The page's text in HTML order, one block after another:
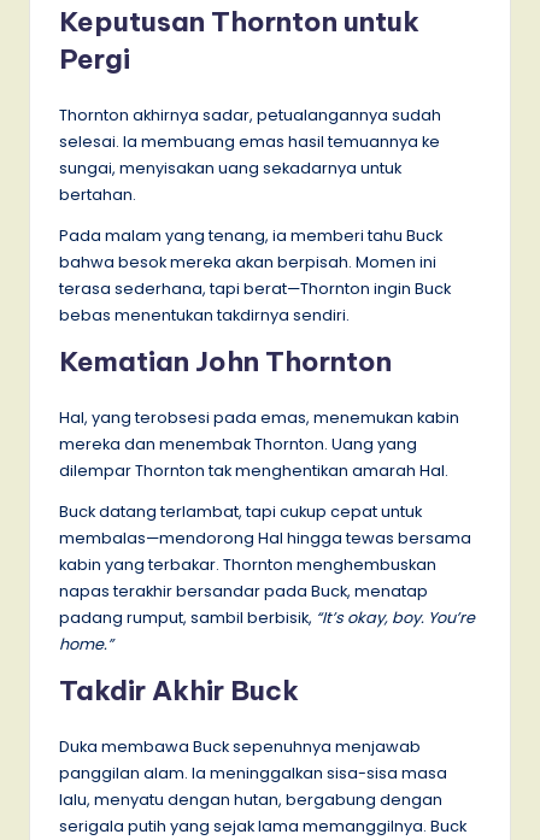
Keputusan Thornton untuk
Pergi
Thornton akhirnya sadar, petualangannya sudah
selesai. Ia membuang emas hasil temuannya ke
sungai, menyisakan uang sekadarnya untuk
bertahan.
Pada malam yang tenang, ia memberi tahu Buck
bahwa besok mereka akan berpisah. Momen ini
terasa sederhana, tapi berat—Thornton ingin Buck
bebas menentukan takdirnya sendiri.
Kematian John Thornton
Hal, yang terobsesi pada emas, menemukan kabin
mereka dan menembak Thornton. Uang yang
dilempar Thornton tak menghentikan amarah Hal.
Buck datang terlambat, tapi cukup cepat untuk
membalas—mendorong Hal hingga tewas bersama
kabin yang terbakar. Thornton menghembuskan
napas terakhir bersandar pada Buck, menatap
padang rumput, sambil berbisik, “It’s okay, boy. You’re
home.”
Takdir Akhir Buck
Duka membawa Buck sepenuhnya menjawab
panggilan alam. Ia meninggalkan sisa-sisa masa
lalu, menyatu dengan hutan, bergabung dengan
serigala putih yang sejak lama memanggilnya. Buck